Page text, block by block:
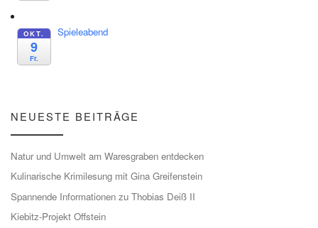
OKT.
9
Fr.
Spieleabend
NEUESTE BEITRÄGE
Natur und Umwelt am Waresgraben entdecken
Kulinarische Krimilesung mit Gina Greifenstein
Spannende Informationen zu Thobias Deiß II
Kiebitz-Projekt Offstein